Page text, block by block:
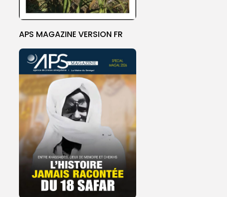
APS MAGAZINE VERSION FR